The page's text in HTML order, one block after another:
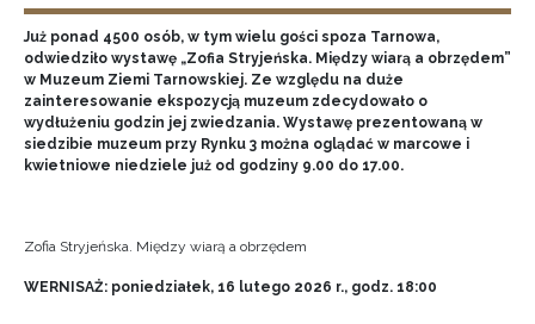
Już ponad 4500 osób, w tym wielu gości spoza Tarnowa,
odwiedziło wystawę „Zofia Stryjeńska. Między wiarą a obrzędem”
w Muzeum Ziemi Tarnowskiej. Ze względu na duże
zainteresowanie ekspozycją muzeum zdecydowało o
wydłużeniu godzin jej zwiedzania. Wystawę prezentowaną w
siedzibie muzeum przy Rynku 3 można oglądać w marcowe i
kwietniowe niedziele już od godziny 9.00 do 17.00.
Zofia Stryjeńska. Między wiarą a obrzędem
WERNISAŻ: poniedziałek, 16 lutego 2026 r., godz. 18:00